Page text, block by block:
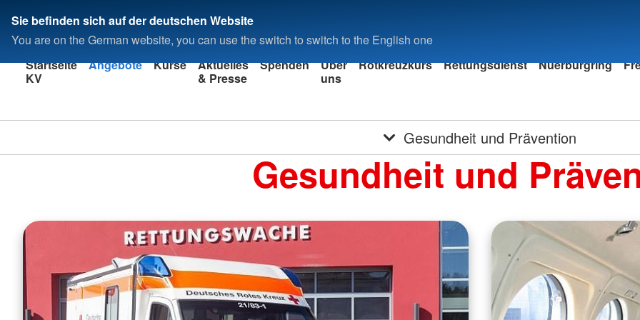
Sie befinden sich auf der deutschen Website
You are on the German website, you can use the switch to switch to the English one
Ahrweiler e.V.
Startseite
KV
Angebote Kurse
Aktuelles
& Presse
Spenden
Über
uns
Rotkreuzkurs Rettungsdienst Nuerburgring
Gesundheit und Prävention
Gesundheit und